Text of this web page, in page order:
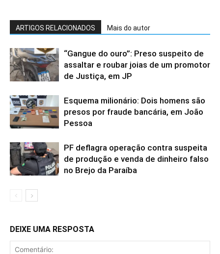
ARTIGOS RELACIONADOS Mais do autor
“Gangue do ouro”: Preso suspeito de
assaltar e roubar joias de um promotor
de Justiça, em JP
Esquema milionário: Dois homens são
presos por fraude bancária, em João
Pessoa
PF deflagra operação contra suspeita
de produção e venda de dinheiro falso
no Brejo da Paraíba
DEIXE UMA RESPOSTA